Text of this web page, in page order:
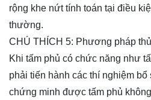
rộng khe nứt tính toán tại điều
thường.
CHÚ THÍCH 5: Phương pháp
Khi tấm phủ có chức năng như
phải tiến hành các thí nghiệm bổ
chứng minh được tấm phủ